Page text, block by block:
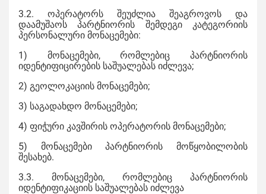
3.2. ოპერატორს შეუძლია შეაგროვოს და
დაამუშაოს პარტნიორის შემდეგი კატეგორიის
პერსონალური მონაცემები:
1) მონაცემები, რომლებიც პარტნიორის
იდენტიფიცირების საშუალებას იძლევა;
2) გეოლოკაციის მონაცემები;
3) საგადახდო მონაცემები;
4) ფიჭური კავშირის ოპერატორის მონაცემები;
5) მონაცემები პარტნიორის მოწყობილობის
შესახებ.
3.3. მონაცემები, რომლებიც პარტნიორის
იდენტიფიკაციის საშუალებას იძლევა